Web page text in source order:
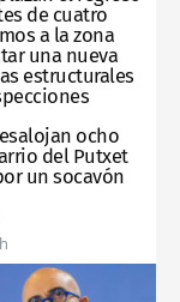
de cuatro
a la zona
una nueva
estructurales
ocho
del Putxet
un socavón